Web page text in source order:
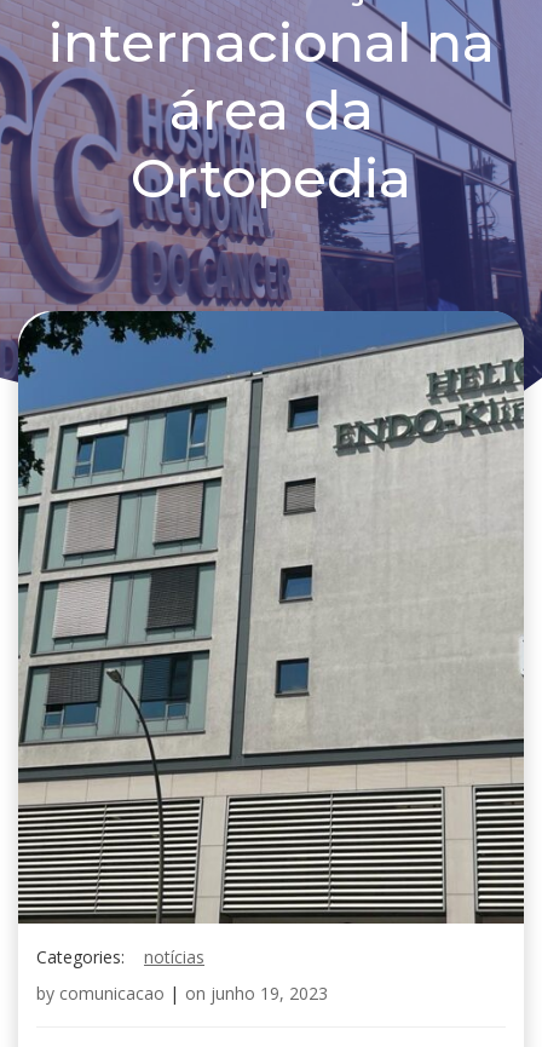
internacional na
área da
Ortopedia
Categories:
notícias
by comunicacao | on junho 19, 2023